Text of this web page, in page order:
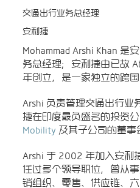
交通出行业务总经理
安利捷
Mohammad Arshi Khan 是
务总经理；安利捷由已故
年创立，是一家独立的跨
Arshi 负责管理交通出行业
捷在印度最负盛名的投资
Mobility 及其子公司的董事
Arshi 于 2002 年加入安利
任过多个领导职位，曾从
销组织、零售、供应链、